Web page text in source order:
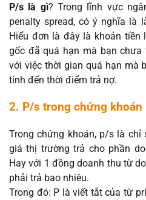
P/s là gì? Trong lĩnh vực
penalty spread, có ý nghĩa là
Hiểu đơn là đây là khoản tiền
gốc đã quá hạn mà bạn
với việc thời gian quá hạn mà
tính đến thời điểm trả nợ.
2. P/s trong chứng khoán
Trong chứng khoán, p/s là
giá thị trường trả cho phần
Hay với 1 đồng doanh thu từ
phải trả bao nhiêu.
Trong đó: P là viết tắt của từ